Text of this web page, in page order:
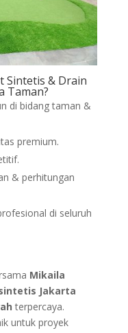
Sintetis & Drain
Taman?
di bidang taman &
premium.
& perhitungan
di seluruh
Mikaila
Jakarta
terpercaya.
untuk proyek